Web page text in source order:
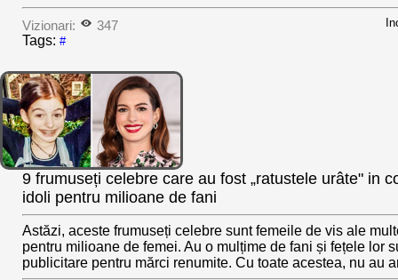
Vizionari: 347
Tags: #
9 frumuseți celebre care au fost „ratustele urâte" in
idoli pentru milioane de fani
Astăzi, aceste frumuseți celebre sunt femeile de vis ale
pentru milioane de femei. Au o mulțime de fani și fețele lor
publicitare pentru mărci renumite. Cu toate acestea, nu au